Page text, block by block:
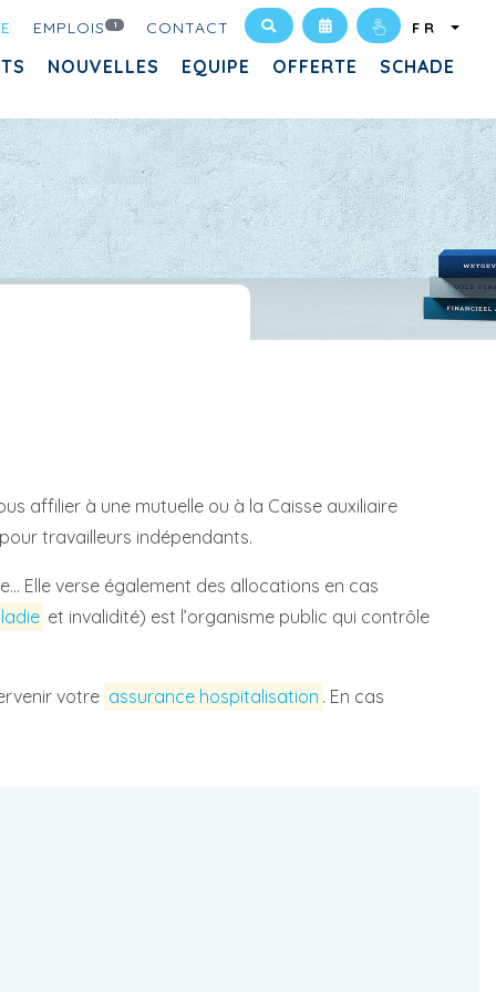
EMPLOIS 1 CONTACT FR
NOUVELLES EQUIPE OFFERTE SCHADE
affilier à une mutuelle ou à la Caisse auxiliaire
travailleurs indépendants.
Elle verse également des allocations en cas
et invalidité) est l’organisme public qui contrôle
votre assurance hospitalisation . En cas